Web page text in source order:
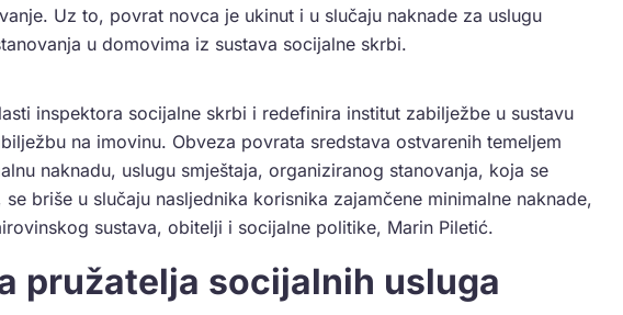
Uz to, povrat novca je ukinut i u slučaju naknade za uslugu
u domovima iz sustava socijalne skrbi.
inspektora socijalne skrbi i redefinira institut zabilježbe u sustavu
na imovinu. Obveza povrata sredstava ostvarenih temeljem
naknadu, uslugu smještaja, organiziranog stanovanja, koja se
briše u slučaju nasljednika korisnika zajamčene minimalne naknade,
sustava, obitelji i socijalne politike, Marin Piletić.
pružatelja socijalnih usluga